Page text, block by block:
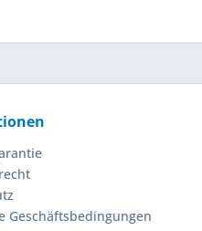
Geschäftsbedingungen